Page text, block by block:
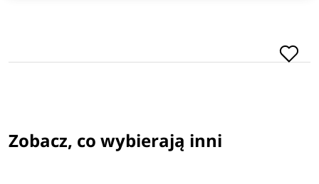
Zobacz, co wybierają inni